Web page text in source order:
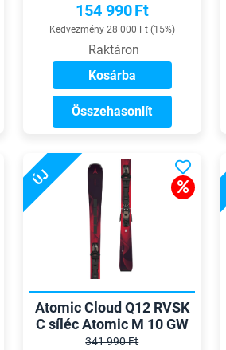
154 990Ft
Kedvezmény 28 000 Ft (15%)
Raktáron
Kosárba
Összehasonlít
ÚJ
Atomic Cloud Q12 RVSK
C síléc Atomic M 10 GW
kötéssel
341 990 Ft